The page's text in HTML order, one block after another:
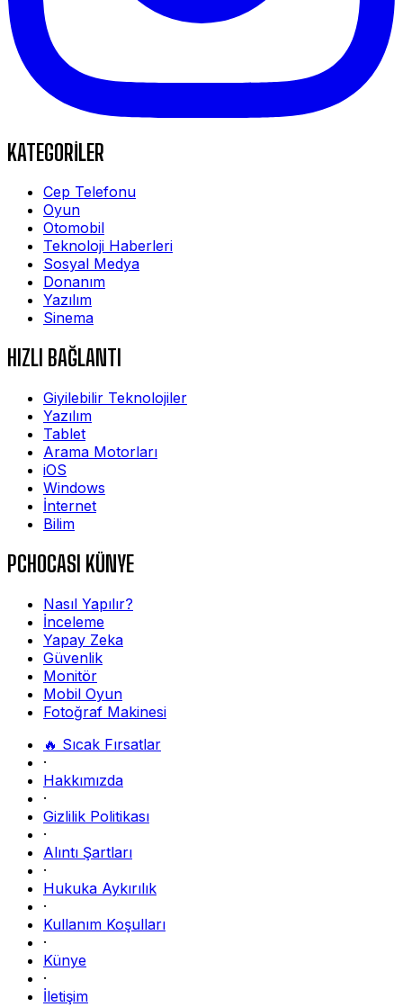
KATEGORİLER
Cep Telefonu
Oyun
Otomobil
Teknoloji Haberleri
Sosyal Medya
Donanım
Yazılım
Sinema
HIZLI BAĞLANTI
Giyilebilir Teknolojiler
Yazılım
Tablet
Arama Motorları
iOS
Windows
İnternet
Bilim
PCHOCASI KÜNYE
Nasıl Yapılır?
İnceleme
Yapay Zeka
Güvenlik
Monitör
Mobil Oyun
Fotoğraf Makinesi
🔥 Sıcak Fırsatlar
·
Hakkımızda
·
Gizlilik Politikası
·
Alıntı Şartları
·
Hukuka Aykırılık
·
Kullanım Koşulları
·
Künye
·
İletişim